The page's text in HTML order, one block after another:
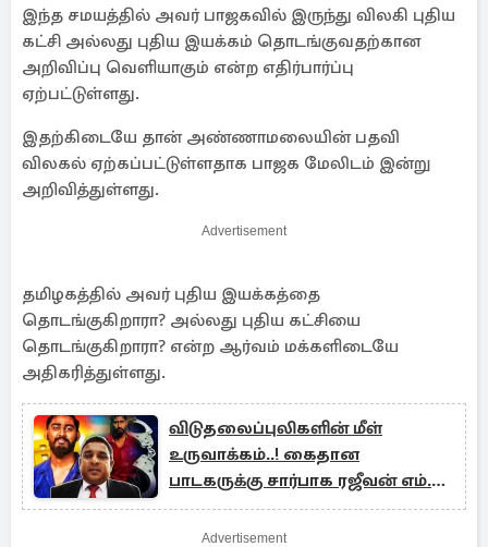
இந்த சமயத்தில் அவர் பாஜகவில் இருந்து விலகி புதிய
கட்சி அல்லது புதிய இயக்கம் தொடங்குவதற்கான
அறிவிப்பு வெளியாகும் என்ற எதிர்பார்ப்பு
ஏற்பட்டுள்ளது.
இதற்கிடையே தான் அண்ணாமலையின் பதவி
விலகல் ஏற்கப்பட்டுள்ளதாக பாஜக மேலிடம் இன்று
அறிவித்துள்ளது.
Advertisement
தமிழகத்தில் அவர் புதிய இயக்கத்தை
தொடங்குகிறாரா? அல்லது புதிய கட்சியை
தொடங்குகிறாரா? என்ற ஆர்வம் மக்களிடையே
அதிகரித்துள்ளது.
விடுதலைப்புலிகளின் மீள்
உருவாக்கம்..! கைதான
பாடகருக்கு சார்பாக ரஜீவன் எம்.பி
பதிவு
Advertisement